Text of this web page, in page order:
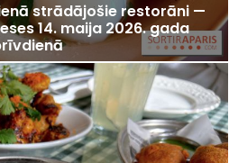
strādājošie restorāni —
14. maija 2026. gada